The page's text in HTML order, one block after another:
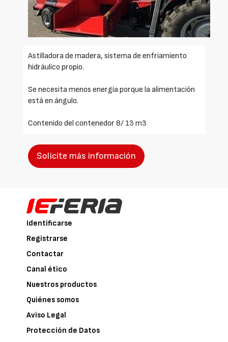
Astilladora de madera, sistema de enfriamiento
hidráulico propio.
Se necesita menos energía porque la alimentación
está en ángulo.
Contenido del contenedor 8/ 13 m3
Solicite más información
Identificarse
Registrarse
Contactar
Canal ético
Nuestros productos
Quiénes somos
Aviso Legal
Protección de Datos